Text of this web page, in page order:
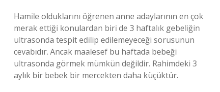
Hamile olduklarını öğrenen anne adaylarının en çok
merak ettiği konulardan biri de 3 haftalık gebeliğin
ultrasonda tespit edilip edilemeyeceği sorusunun
cevabıdır. Ancak maalesef bu haftada bebeği
ultrasonda görmek mümkün değildir. Rahimdeki 3
aylık bir bebek bir mercekten daha küçüktür.